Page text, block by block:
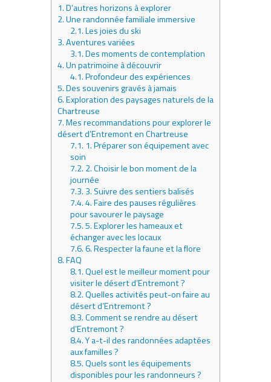
1.D’autres horizons à explorer
2.Une randonnée familiale immersive
2.1.Les joies du ski
3.Aventures variées
3.1.Des moments de contemplation
4.Un patrimoine à découvrir
4.1.Profondeur des expériences
5.Des souvenirs gravés à jamais
6.Exploration des paysages naturels de la
Chartreuse
7.Mes recommandations pour explorer le
désert d’Entremont en Chartreuse
7.1. 1. Préparer son équipement avec
soin
7.2. 2. Choisir le bon moment de la
journée
7.3. 3. Suivre des sentiers balisés
7.4.4. Faire des pauses régulières
pour savourer le paysage
7.5.5. Explorer les hameaux et
échanger avec les locaux
7.6.6. Respecter la faune et la flore
8.FAQ
8.1.Quel est le meilleur moment pour
visiter le désert d’Entremont ?
8.2.Quelles activités peut-on faire au
désert d’Entremont ?
8.3.Comment se rendre au désert
d’Entremont ?
8.4.Y a-t-il des randonnées adaptées
aux familles ?
8.5.Quels sont les équipements
disponibles pour les randonneurs ?